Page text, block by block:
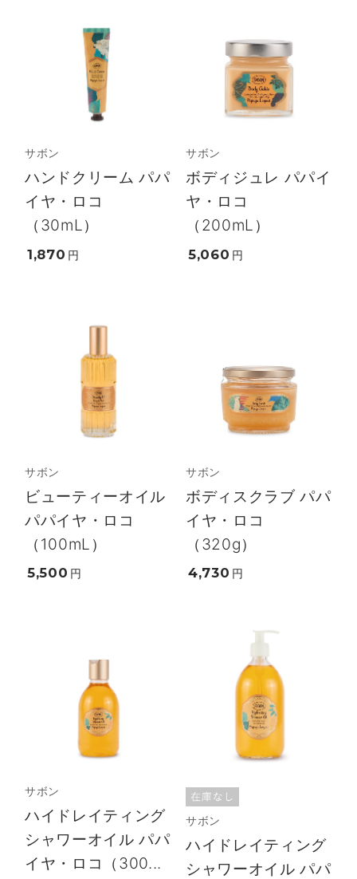
サボン
ハンドクリーム パパ
イヤ・ロコ
（30mL）
1,870 円
サボン
ボディジュレ パパイ
ヤ・ロコ
（200mL）
5,060 円
サボン
ビューティーオイル
パパイヤ・ロコ
（100mL）
5,500 円
サボン
ボディスクラブ パパ
イヤ・ロコ
（320g）
4,730 円
サボン
ハイドレイティング
シャワーオイル パパ
イヤ・ロコ（300...
サボン
ハイドレイティング
シャワーオイル パパ